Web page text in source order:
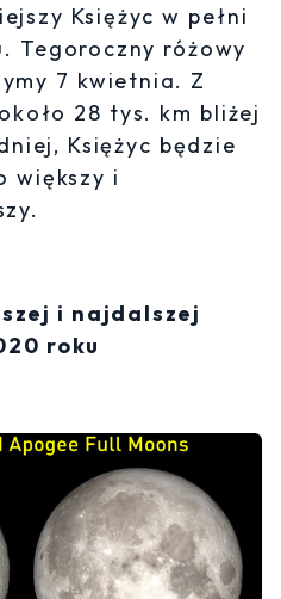
Księżyc w pełni
Tegoroczny różowy
7 kwietnia. Z
28 tys. km bliżej
Księżyc będzie
większy i
i najdalszej
roku